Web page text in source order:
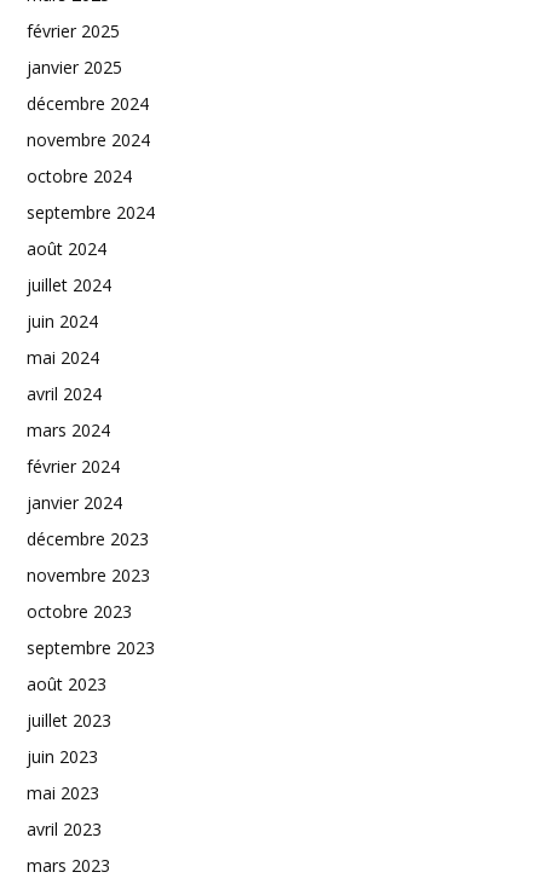
février 2025
janvier 2025
décembre 2024
novembre 2024
octobre 2024
septembre 2024
août 2024
juillet 2024
juin 2024
mai 2024
avril 2024
mars 2024
février 2024
janvier 2024
décembre 2023
novembre 2023
octobre 2023
septembre 2023
août 2023
juillet 2023
juin 2023
mai 2023
avril 2023
mars 2023